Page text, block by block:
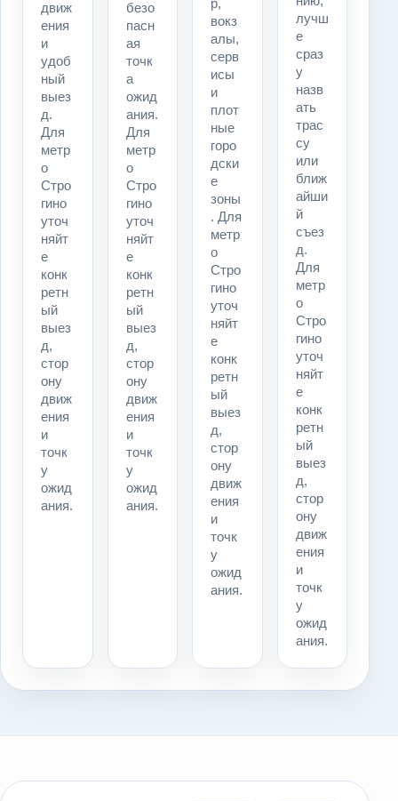
движ
ения
и
удоб
ный
выез
д.
Для
метр
о
Стро
гино
уточ
няйт
е
конк
ретн
ый
выез
д,
стор
ону
движ
ения
и
точк
у
ожид
ания.
безо
пасн
ая
точк
а
ожид
ания.
Для
метр
о
Стро
гино
уточ
няйт
е
конк
ретн
ый
выез
д,
стор
ону
движ
ения
и
точк
у
ожид
ания.
р,
вокз
алы,
серв
исы
и
плот
ные
горо
дски
е
зоны
. Для
метр
о
Стро
гино
уточ
няйт
е
конк
ретн
ый
выез
д,
стор
ону
движ
ения
и
точк
у
ожид
ания.
лучш
е
сраз
у
назв
ать
трас
су
или
ближ
айши
й
съез
д.
Для
метр
о
Стро
гино
уточ
няйт
е
конк
ретн
ый
выез
д,
стор
ону
движ
ения
и
точк
у
ожид
ания.